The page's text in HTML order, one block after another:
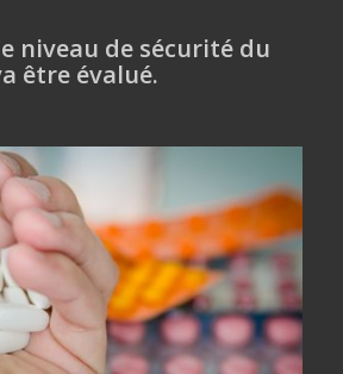
niveau de sécurité du
être évalué.